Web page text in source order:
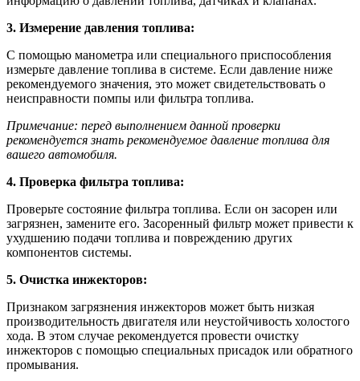
3. Измерение давления топлива:
С помощью манометра или специального приспособления
измерьте давление топлива в системе. Если давление ниже
рекомендуемого значения, это может свидетельствовать о
неисправности помпы или фильтра топлива.
Примечание: перед выполнением данной проверки
рекомендуется знать рекомендуемое давление топлива для
вашего автомобиля.
4. Проверка фильтра топлива:
Проверьте состояние фильтра топлива. Если он засорен или
загрязнен, замените его. Засоренный фильтр может привести к
ухудшению подачи топлива и повреждению других
компонентов системы.
5. Очистка инжекторов:
Признаком загрязнения инжекторов может быть низкая
производительность двигателя или неустойчивость холостого
хода. В этом случае рекомендуется провести очистку
инжекторов с помощью специальных присадок или обратного
промывания.